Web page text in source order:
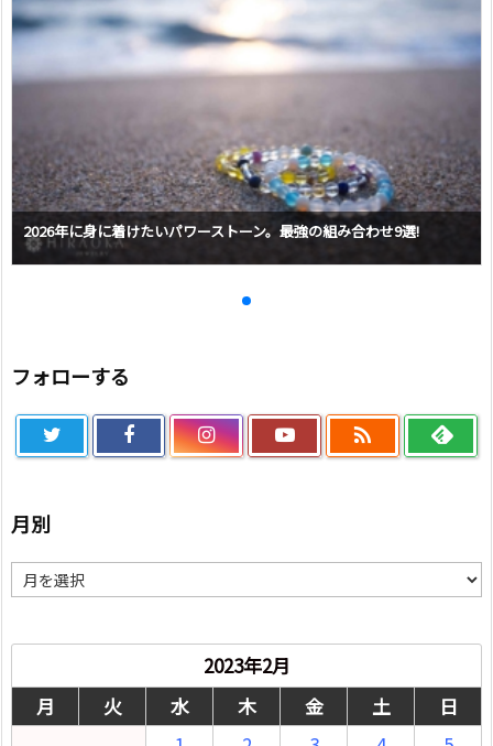
2026年に身に着けたいパワーストーン。最強の組み合わせ9選!
フォローする

月別
別
2023年2月
月
火 水 木 金 土
日